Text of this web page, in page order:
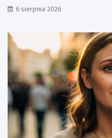
6 sierpnia 2026